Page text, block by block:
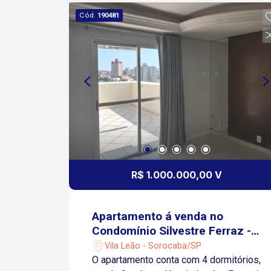
de carro da Padaria Real - 8 minutos de
carro da Academia BlueFit - 9 minutos
de carro do Hospital Evangélico
Cód. 190481
R$ 1.000.000,00 V
Apartamento á venda no
Condomínio Silvestre Ferraz -
Sorocaba/SP
Vila Leão - Sorocaba/SP
O apartamento conta com 4 dormitórios,